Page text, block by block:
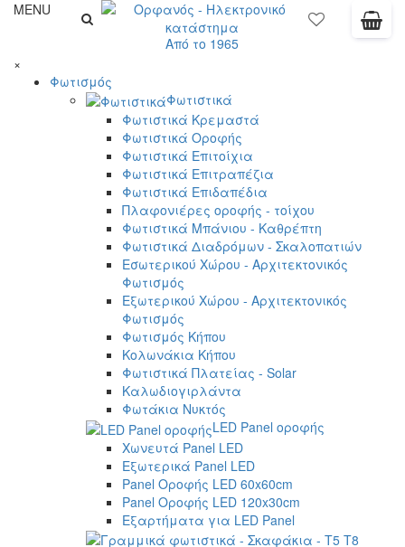
MENU
Από το 1965
×
Φωτισμός
Φωτιστικά
Φωτιστικά Κρεμαστά
Φωτιστικά Οροφής
Φωτιστικά Επιτοίχια
Φωτιστικά Επιτραπέζια
Φωτιστικά Επιδαπέδια
Πλαφονιέρες οροφής - τοίχου
Φωτιστικά Μπάνιου - Καθρέπτη
Φωτιστικά Διαδρόμων - Σκαλοπατιών
Εσωτερικού Χώρου - Αρχιτεκτονικός
Φωτισμός
Εξωτερικού Χώρου - Αρχιτεκτονικός
Φωτισμός
Φωτισμός Κήπου
Κολωνάκια Κήπου
Φωτιστικά Πλατείας - Solar
Καλωδιογιρλάντα
Φωτάκια Νυκτός
LED Panel οροφής
Χωνευτά Panel LED
Εξωτερικά Panel LED
Panel Οροφής LED 60x60cm
Panel Οροφής LED 120x30cm
Εξαρτήματα για LED Panel